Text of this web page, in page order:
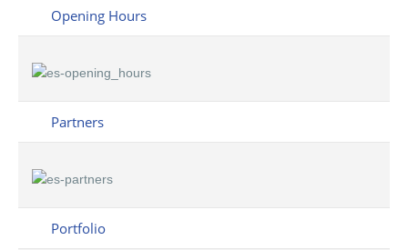
Opening Hours
Partners
Portfolio